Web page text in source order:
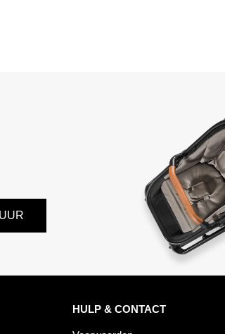
HULP & CONTACT